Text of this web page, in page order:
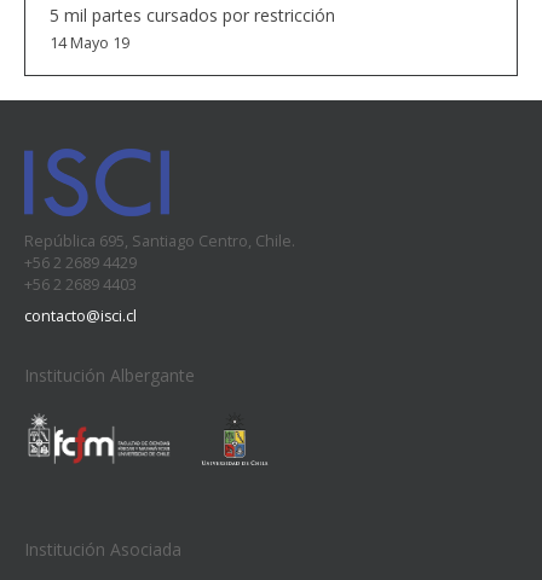
5 mil partes cursados por restricción
14 Mayo 19
República 695, Santiago Centro, Chile.
+56 2 2689 4429
+56 2 2689 4403
contacto@isci.cl
Institución Albergante
Institución Asociada